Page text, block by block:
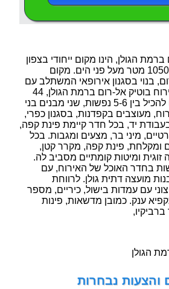
הגולן, הינו מקום ייחודי בצפון
רמת הגולן בגובהה 1050 מטר מעל פני הים. מקום
בנוי בסגנון אירופאי המשתלב עם
האוירה מסביב. באירוח בוטיק אל-רום ברמת הגולן, 44
חדרי אירוח היכולים להכיל בין 5-6 נפשות, שני מבנים בני
מעוצבים בקפדנות, בסגנון כפרי,
בעבודת יד, בכל חדר קיימת פינת קפה,
מיני בר, מצעים ומגבות. בכל
ומקלחת, פינת קפה, מקרר קטן,
זוגית ומיטות קומתיים מסביב לה.
בחדר האוכל של האירוח, עם
מועצה דתית גולן. לרווחת
עם עמדות בישול, כיריים, מספר
ענק. כמובן מדשאות, פינות
הגולן
והצעות נבחרות